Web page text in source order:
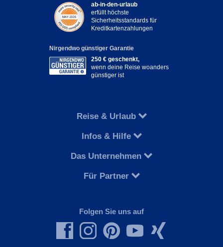
ab-in-den-urlaub
erfüllt höchste
Sicherheitsstandards für
Kreditkartenzahlungen
Nirgendwo günstiger Garantie
250 € geschenkt,
wenn deine Reise woanders
günstiger ist
Reise & Urlaub
Infos & Hilfe
Das Unternehmen
Für Partner
Folgen Sie uns auf